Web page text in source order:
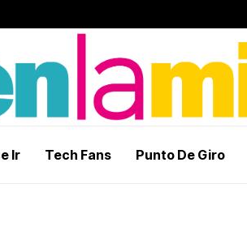
Ir Tech Fans Punto De Giro